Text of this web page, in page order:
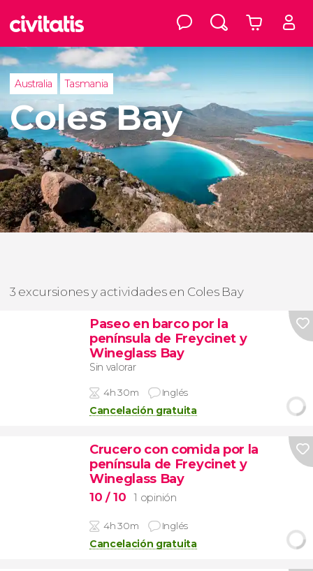
Australia Tasmania
Coles Bay
3 excursiones y actividades en Coles Bay
Paseo en barco por la
península de Freycinet y
Wineglass Bay
Sin valorar
4h 30m Inglés
Cancelación gratuita
Crucero con comida por la
península de Freycinet y
Wineglass Bay
10 / 10 1 opinión
4h 30m Inglés
Cancelación gratuita